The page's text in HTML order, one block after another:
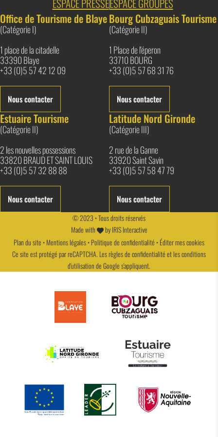
ESPACE PRESSEESPACE GROUPES
Office de Tourisme de Blaye
(Catégorie I)
1 place de la citadelle
33390 Blaye
+33 (0)5 57 42 12 09
Nous contacter
Bourg Cubzaguais Tourisme
(Catégorie II)
1 Place de l'éperon
33710 BOURG
+33 (0)5 57 68 31 76
Nous contacter
Estuaire Tourisme
(Catégorie II)
2 les nouvelles possessions
33820 BRAUD ET SAINT LOUIS
+33 (0)5 57 32 88 88
Nous contacter
Latitude Nord Gironde
(Catégorie III)
2 rue de la Ganne
33920 Saint Savin
+33 (0)5 57 58 47 79
Nous contacter
© 2023 • Tous droits réservés
Made with
byIRIS Interactive
Plan du site •Mentions légales•Politique de confidentialité •Éditer mes cookies
Ce site est protégé par reCAPTCHA. Lesrègles de confidentialitéet lesconditions
d'utilisationde Google s'appliquent.